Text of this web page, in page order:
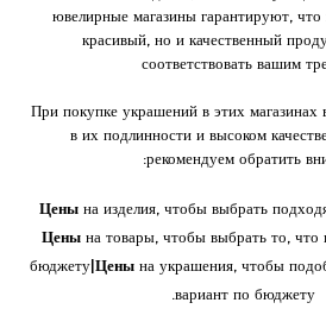
ювелирные магазины гарантируют, что
красивый, но и качественный
соответствовать вашим
При покупке украшений в этих магазинах
в их подлинности и высоком
рекомендуем обратить
Ценына изделия, чтобы выбрать
Ценына товары, чтобы выбрать то, что
бюджету|Цены на украшения, чтобы
вариант по бюджету.